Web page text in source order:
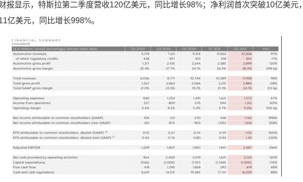
报显示，特斯拉第二季度营收120亿美元，同比增长98%；净利润首次突破10亿美元，
亿美元，同比增长998%。